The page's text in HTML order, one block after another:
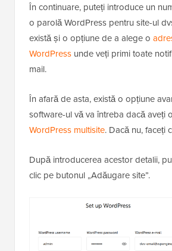
În continuare, puteți introduce un
o parolă WordPress pentru site-ul
există și o opțiune de a alege o
WordPress unde veți primi toate
mail.
În afară de asta, există o opțiune
software-ul vă va întreba dacă aveți
WordPress multisite. Dacă nu, faceți
După introducerea acestor detalii,
clic pe butonul „Adăugare site”.